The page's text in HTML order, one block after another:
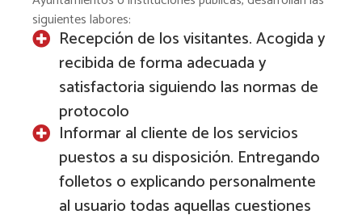
siguientes labores:
Recepción de los visitantes. Acogida y
recibida de forma adecuada y
satisfactoria siguiendo las normas de
protocolo
Informar al cliente de los servicios
puestos a su disposición. Entregando
folletos o explicando personalmente
al usuario todas aquellas cuestiones